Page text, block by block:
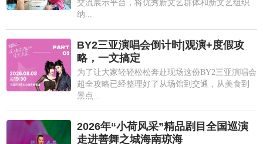
交流展示平台，将优秀新文艺群体和新文艺组织
纳...
BY2三亚演唱会倒计时|观演+度假攻
略，一文搞定
为了让大家轻轻松松奔赴现场这份BY2三亚演唱会
超全攻略已经整理好了从场馆到交通，从美食到
景点...
2026年“小荷风采”精品剧目全国巡演
走进善舞之城海南琼海